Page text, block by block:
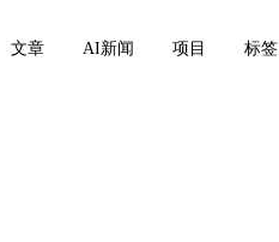
文章 AI新闻 项目 标签